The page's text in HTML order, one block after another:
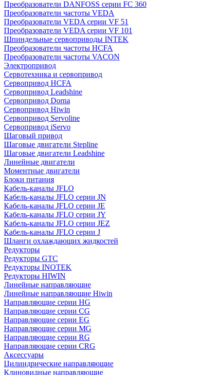
Преобразователи DANFOSS серии FC 360
Преобразователи частоты VEDA
Преобразователи VEDA серии VF 51
Преобразователи VEDA серии VF 101
Шпиндельные сервоприводы INTEK
Преобразователи частоты HCFA
Преобразователи частоты VACON
Электропривод
Сервотехника и сервопривод
Сервопривод HCFA
Сервопривод Leadshine
Сервопривод Dorna
Сервопривод Hiwin
Сервопривод Servoline
Сервопривод iServo
Шаговый привод
Шаговые двигатели Stepline
Шаговые двигатели Leadshine
Линейные двигатели
Моментные двигатели
Блоки питания
Кабель-каналы JFLO
Кабель-каналы JFLO серии JN
Кабель-каналы JFLO серии JE
Кабель-каналы JFLO серии JY
Кабель-каналы JFLO серии JEZ
Кабель-каналы JFLO серии J
Шланги охлаждающих жидкостей
Редукторы
Редукторы GTC
Редукторы INOTEK
Редукторы HIWIN
Линейные направляющие
Линейные направляющие Hiwin
Направляющие серии HG
Направляющие серии CG
Направляющие серии EG
Направляющие серии MG
Направляющие серии RG
Направляющие серии CRG
Аксессуары
Цилиндрические направляющие
Клиновидные направляющие